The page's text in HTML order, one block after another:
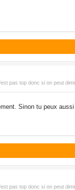
pas top donc si on peut
Sinon tu peux
pas top donc si on peut